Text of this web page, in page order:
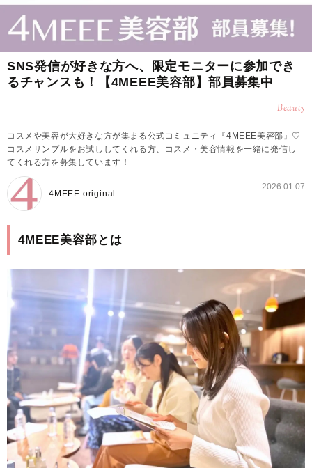
SNS発信が好きな方へ、限定モニターに参加でき
るチャンスも！【4MEEE美容部】部員募集中
Beauty
コスメや美容が大好きな方が集まる公式コミュニティ『4MEEE美容部』♡
コスメサンプルをお試ししてくれる方、コスメ・美容情報を一緒に発信し
てくれる方を募集しています！
4MEEE original
2026.01.07
4MEEE美容部とは